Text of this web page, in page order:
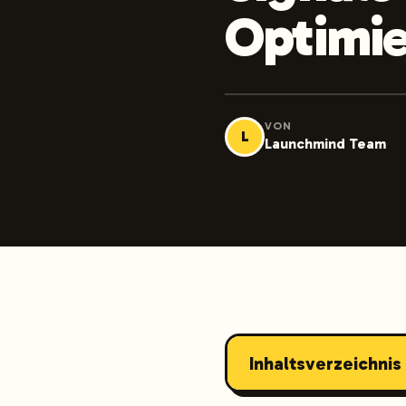
L
VON
Launchmind Team
Inhaltsverzeichnis